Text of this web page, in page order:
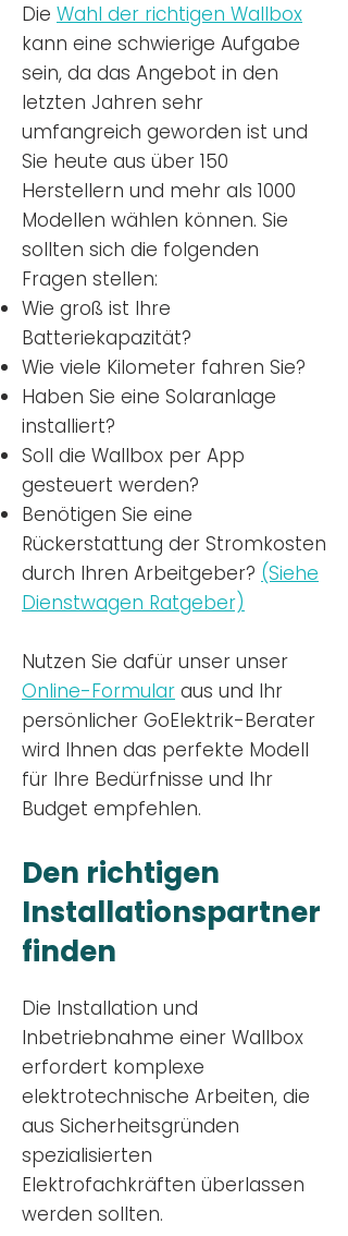
Die Wahl der richtigen Wallbox
kann eine schwierige Aufgabe
sein, da das Angebot in den
letzten Jahren sehr
umfangreich geworden ist und
Sie heute aus über 150
Herstellern und mehr als 1000
Modellen wählen können. Sie
sollten sich die folgenden
Fragen stellen:
Wie groß ist Ihre
Batteriekapazität?
Wie viele Kilometer fahren Sie?
Haben Sie eine Solaranlage
installiert?
Soll die Wallbox per App
gesteuert werden?
Benötigen Sie eine
Rückerstattung der Stromkosten
durch Ihren Arbeitgeber? (Siehe
Dienstwagen Ratgeber)
Nutzen Sie dafür unser unser
Online-Formular aus und Ihr
persönlicher GoElektrik-Berater
wird Ihnen das perfekte Modell
für Ihre Bedürfnisse und Ihr
Budget empfehlen.
Den richtigen
Installationspartner
finden
Die Installation und
Inbetriebnahme einer Wallbox
erfordert komplexe
elektrotechnische Arbeiten, die
aus Sicherheitsgründen
spezialisierten
Elektrofachkräften überlassen
werden sollten.